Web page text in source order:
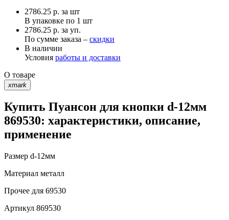
2786.25 р. за шт
В упаковке по 1 шт
2786.25 р. за уп.
По сумме заказа – скидки
В наличии
Условия работы и доставки
О товаре
xmark
Купить Пуансон для кнопки d-12мм
869530: характеристики, описание,
применение
Размер d-12мм
Материал металл
Прочее для 69530
Артикул 869530